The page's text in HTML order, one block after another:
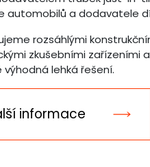
automobilů a dodavatele
rozsáhlými
zkušebními zařízeními
výhodná lehká řešení.
informace